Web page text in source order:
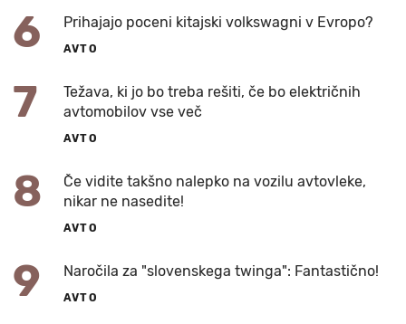
6 Prihajajo poceni kitajski volkswagni v Evropo?
AVTO
7
Težava, ki jo bo treba rešiti, če bo električnih
avtomobilov vse več
AVTO
8
Če vidite takšno nalepko na vozilu avtovleke,
nikar ne nasedite!
AVTO
9 Naročila za "slovenskega twinga": Fantastično!
AVTO